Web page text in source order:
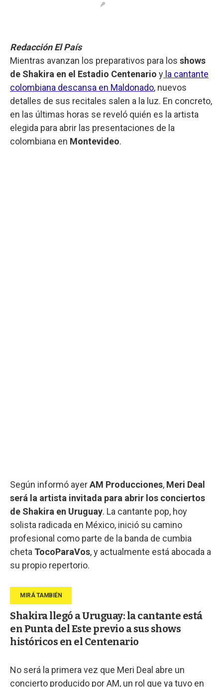
Redacción El País
Mientras avanzan los preparativos para los shows
de Shakira en el Estadio Centenario y la cantante
colombiana descansa en Maldonado, nuevos
detalles de sus recitales salen a la luz. En concreto,
en las últimas horas se reveló quién es la artista
elegida para abrir las presentaciones de la
colombiana en Montevideo.
Según informó ayerAM Producciones, Meri Deal
será la artista invitada para abrir los conciertos
de Shakira en Uruguay. La cantante pop, hoy
solista radicada en México, inició su camino
profesional como parte de la banda de cumbia
cheta TocoParaVos, y actualmente está abocada a
su propio repertorio.
Shakira llegó a Uruguay: la cantante está
en Punta del Este previo a sus shows
históricos en el Centenario
No será la primera vez que Meri Deal abre un
concierto producido por AM, un rol que ya tuvo en